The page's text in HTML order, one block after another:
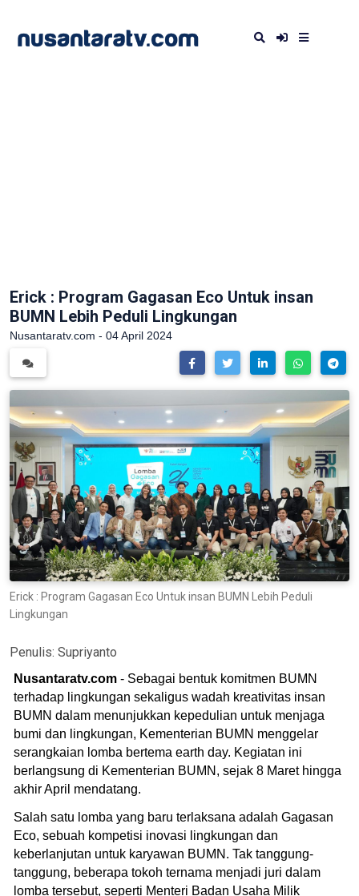
Erick : Program Gagasan Eco Untuk insan
BUMN Lebih Peduli Lingkungan
Nusantaratv.com - 04 April 2024
Erick : Program Gagasan Eco Untuk insan BUMN Lebih Peduli
Lingkungan
Penulis: Supriyanto
Nusantaratv.com - Sebagai bentuk komitmen BUMN
terhadap lingkungan sekaligus wadah kreativitas insan
BUMN dalam menunjukkan kepedulian untuk menjaga
bumi dan lingkungan, Kementerian BUMN menggelar
serangkaian lomba bertema earth day. Kegiatan ini
berlangsung di Kementerian BUMN, sejak 8 Maret hingga
akhir April mendatang.
Salah satu lomba yang baru terlaksana adalah Gagasan
Eco, sebuah kompetisi inovasi lingkungan dan
keberlanjutan untuk karyawan BUMN. Tak tanggung-
tanggung, beberapa tokoh ternama menjadi juri dalam
lomba tersebut, seperti Menteri Badan Usaha Milik